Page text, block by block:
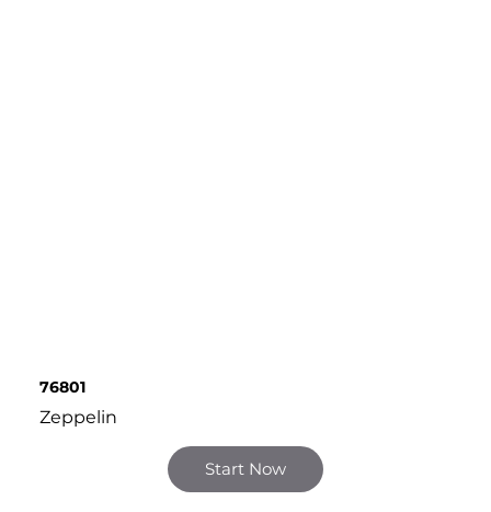
76801
Zeppelin
Start Now